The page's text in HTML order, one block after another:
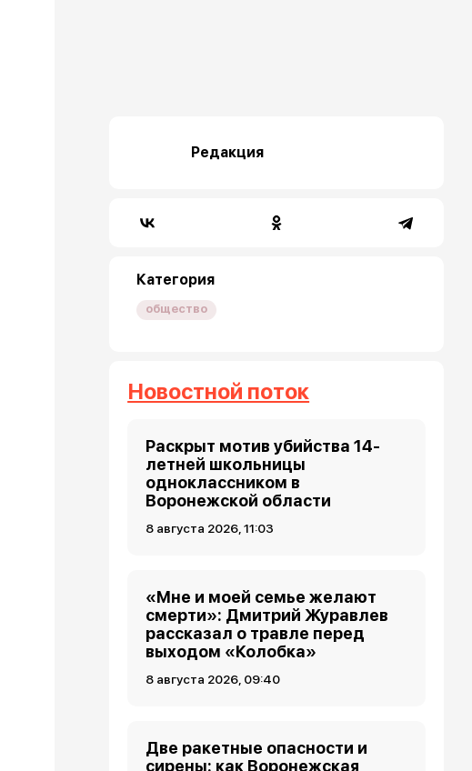
Редакция
Категория
общество
Новостной поток
Раскрыт мотив убийства 14-
летней школьницы
одноклассником в
Воронежской области
8 августа 2026, 11:03
«Мне и моей семье желают
смерти»: Дмитрий Журавлев
рассказал о травле перед
выходом «Колобка»
8 августа 2026, 09:40
Две ракетные опасности и
сирены: как Воронежская